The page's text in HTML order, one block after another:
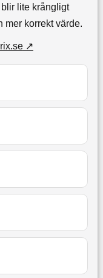
lite krångligt
mer korrekt värde.
↗